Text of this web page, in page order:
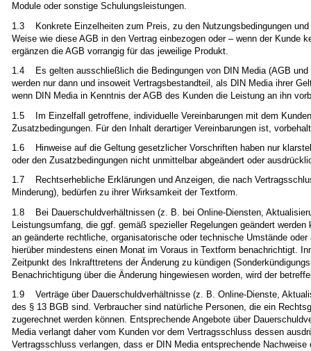
Module oder sonstige Schulungsleistungen.
1.3 Konkrete Einzelheiten zum Preis, zu den Nutzungsbedingungen
Weise wie diese AGB in den Vertrag einbezogen oder – wenn der Kunde
ergänzen die AGB vorrangig für das jeweilige Produkt.
1.4 Es gelten ausschließlich die Bedingungen von DIN Media (AGB und
werden nur dann und insoweit Vertragsbestandteil, als DIN Media ihrer
wenn DIN Media in Kenntnis der AGB des Kunden die Leistung an ihn
1.5 Im Einzelfall getroffene, individuelle Vereinbarungen mit dem
Zusatzbedingungen. Für den Inhalt derartiger Vereinbarungen ist,
1.6 Hinweise auf die Geltung gesetzlicher Vorschriften haben nur
oder den Zusatzbedingungen nicht unmittelbar abgeändert oder
1.7 Rechtserhebliche Erklärungen und Anzeigen, die nach
Minderung), bedürfen zu ihrer Wirksamkeit der Textform.
1.8 Bei Dauerschuldverhältnissen (z. B. bei Online-Diensten,
Leistungsumfang, die ggf. gemäß spezieller Regelungen geändert
an geänderte rechtliche, organisatorische oder technische Umstände
hierüber mindestens einen Monat im Voraus in Textform benachrichtigt.
Zeitpunkt des Inkrafttretens der Änderung zu kündigen
Benachrichtigung über die Änderung hingewiesen worden, wird der
1.9 Verträge über Dauerschuldverhältnisse (z. B. Online-Dienste,
des § 13 BGB sind. Verbraucher sind natürliche Personen, die ein
zugerechnet werden können. Entsprechende Angebote über
Media verlangt daher vom Kunden vor dem Vertragsschluss dessen
Vertragsschluss verlangen, dass er DIN Media entsprechende